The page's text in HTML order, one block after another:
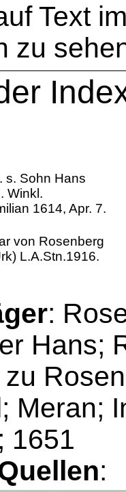
Text
zu
s. Sohn Hans
Winkl.
1614, Apr. 7.
von Rosenberg
L.A.Stn.1916.
:
Hans;
Meran;
1651
: